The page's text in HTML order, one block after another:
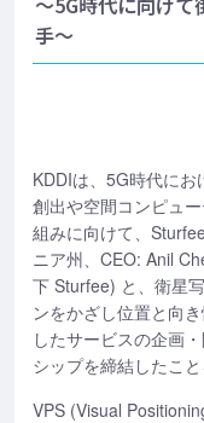
手～
KDDIは、5G時代に
創出や空間コンピュ
組みに向けて、
ニア州、CEO: Anil
下 Sturfee) と、衛星
ンをかざし位置と向
したサービスの企画
シップを締結したこと
VPS (Visual